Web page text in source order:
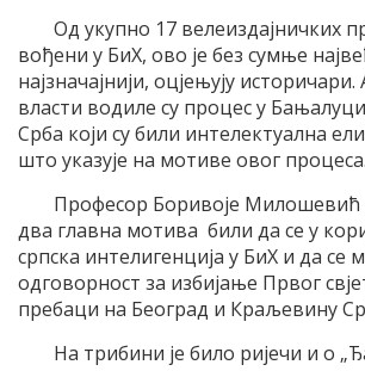
Од укупно 17 велеиздајничких
вођени у БиХ, ово је без сумње
најзначајнији, оцјењују историчари.
власти водиле су процес у
Срба који су били интелектуална
што указује на мотиве овог процеса.
Професор Боривоје Милошевић
два главна мотива били да се у
српска интелигенција у БиХ и да се
одговорност за избијање Првог
пребаци на Београд и Краљевину
На трибини је било ријечи и о